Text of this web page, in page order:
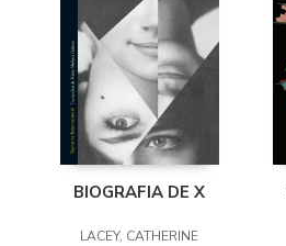
BIOGRAFIA DE X
LACEY, CATHERINE